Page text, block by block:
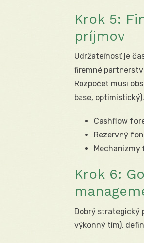
Krok 5:
príjmov
Udržateľnosť je
firemné
Rozpočet musí
base,
Cashflow
Rezervný
Mechanizmy
Krok 6:
Dobrý strategický
výkonný tím),